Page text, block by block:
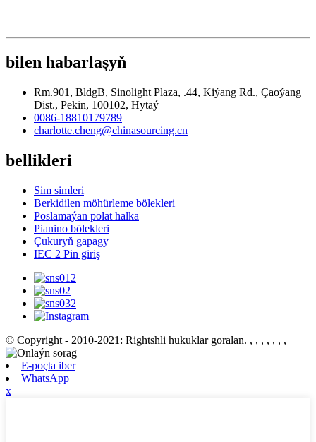
bilen habarlaşyň
Rm.901, BldgB, Sinolight Plaza, .44, Kiýang Rd., Çaoýang
Dist., Pekin, 100102, Hytaý
0086-18810179789
charlotte.cheng@chinasourcing.cn
bellikleri
Sim simleri
Berkidilen möhürleme bölekleri
Poslamaýan polat halka
Pianino bölekleri
Çukuryň gapagy
IEC 2 Pin giriş
© Copyright - 2010-2021: Rightshli hukuklar goralan. , , , , , , ,
E-poçta iber
WhatsApp
x